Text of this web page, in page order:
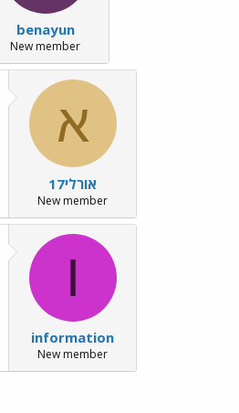
benayun
New member
א
אורלי17
New member
I
information
New member